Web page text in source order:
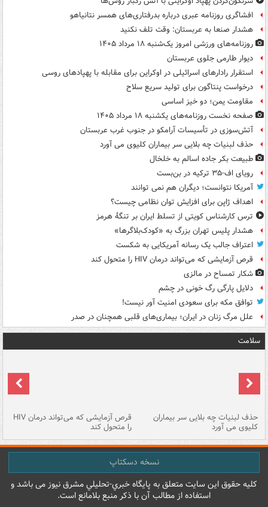
افشاگری روزنامه عبری درباره بدرفتاری‌های همسر نتانیاهو
هشدار صنعا به عربستان: وقت تلف نکنید
روزنامه‌های ورزشی امروز یک‌شنبه ۱۸ مرداد ۱۴۰۵
دیوار طارمی جلوی عربستان
استقرار رادارهای اسرائیلی در اوکراین برای مقابله با پهپادهای روسی
درخواست پنتاگون برای تولید سریع سلاح
مقاومت یمن؛ دو خیز اساسی
صفحه نخست روزنامه‌های یکشنبه ۱۸ مرداد ۱۴۰۵
آتش‌سوزی در تأسیسات آرامکو در جنوب غرب عربستان
حذف لبنیات چه بلایی سر بیماران کلیوی می آورد
طبیعت بکر جاده اسالم به خلخال
رویای اف-۳۵ ترکیه در بن‌بست
آمریکا نتوانست؛ دیگران هم نمی توانند
اهداف ژاپن برای افزایش توان نظامی چیست؟
ترس کارشناس کویتی از تسلط ایران بر تنگۀ هرمز
هشدار پلیس تهران بزرگ به «کودک‌بلاگرها»
اعتراف جالب یک رسانه آمریکایی به شکست
قرص آزمایشی که می‌تواند درمان HIV را متحول کند
شکار تمساح در مالزی
دلایل پارگی رگ خونی در چشم
توافق مکه برای سعودی امنیت آور نیست!
علل مرگ زنان در ایران؛ بیماری‌های قلبی همچنان در صدر
سلامت
حذف لبنیات چه بلایی سر بیماران
کلیوی می آورد
قرص آزمایشی که می‌تواند درمان HIV
را متحول کند
نسخه دسکتاپ
کليه حقوق اين سايت متعلق به پایگاه خبري-تحليلي مشرق نيوز می باشد و
استفاده از مطالب آن با ذکر منبع بلامانع است.